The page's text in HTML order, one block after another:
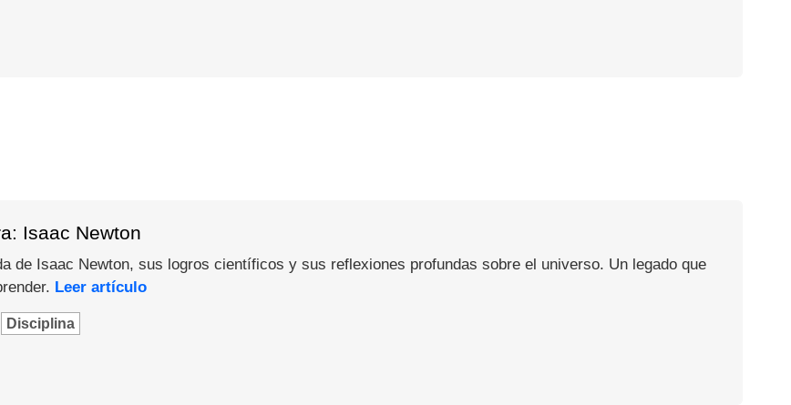
Isaac Newton
de Isaac Newton, sus logros científicos y sus reflexiones profundas sobre el universo. Un legado que
Leer artículo
Disciplina